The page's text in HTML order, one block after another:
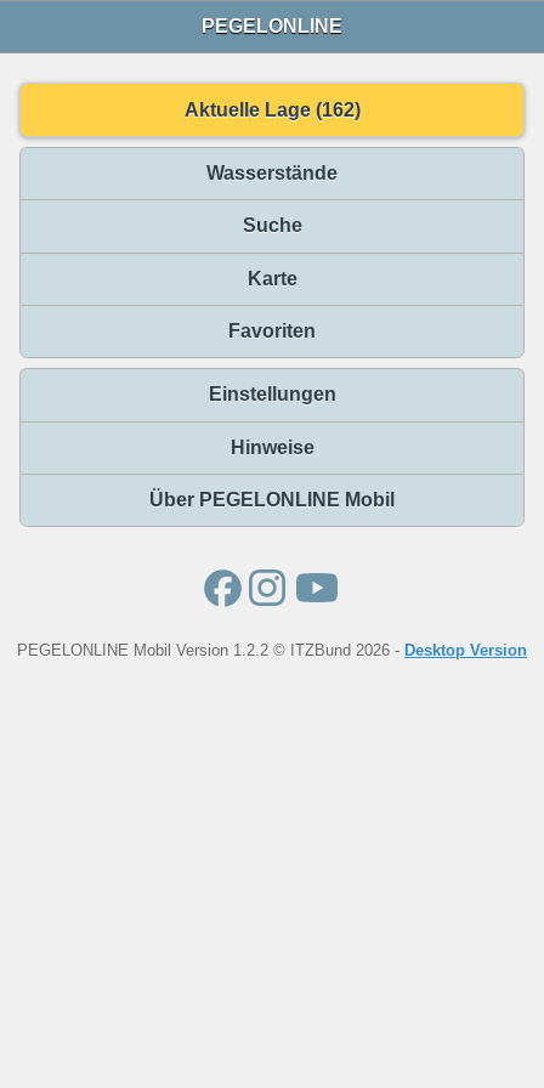
PEGELONLINE
Aktuelle Lage (162)
Wasserstände
Suche
Karte
Favoriten
Einstellungen
Hinweise
Über PEGELONLINE Mobil
PEGELONLINE Mobil Version 1.2.2 © ITZBund 2026 - Desktop Version